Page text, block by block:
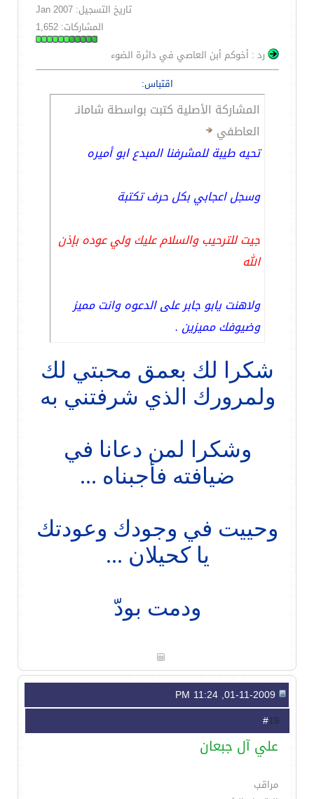
تاريخ التسجيل: Jan 2007
المشاركات: 1,652
رد : أخوكم أبن العاصي في دائرة الضوء
اقتباس:
المشاركة الأصلية كتبت بواسطة شامانـ
العاطفي
تحيه طيبة للمشرفنا المبدع ابو أميره
وسجل اعجابي بكل حرف تكتبة
جيت للترحيب والسلام عليك ولي عوده بإذن
الله
ولاهنت يابو جابر على الدعوه وانت مميز
وضيوفك مميزين .
شكرا لك بعمق محبتي لك
ولمرورك الذي شرفتني به
وشكرا لمن دعانا في
ضيافته فأجبناه ...
وحييت في وجودك وعودتك
يا كحيلان ...
ودمت بودّ
16
علي آل جبعان
مراقب